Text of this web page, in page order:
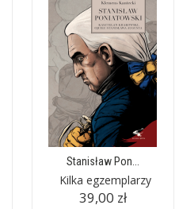
Stanisław Pon...
Kilka egzemplarzy
39,00 zł